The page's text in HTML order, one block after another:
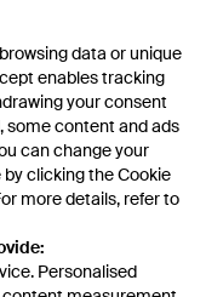
data or unique
enables tracking
your consent
some content and ads
can change your
clicking the Cookie
more details, refer to
Personalised